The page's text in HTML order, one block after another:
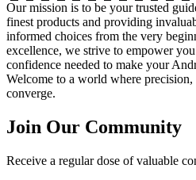
Our mission is to be your trusted
finest products and providing
informed choices from the very
excellence, we strive to empower
confidence needed to make your
Welcome to a world where
converge.
Join Our Community
Receive a regular dose of valuable